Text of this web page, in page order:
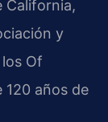
California,
y
Of
120 años de